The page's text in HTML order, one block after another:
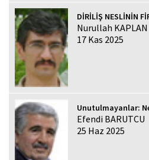
DİRİLİŞ NESLİNİN
Nurullah KAPLAN
17 Kas 2025
Unutulmayanlar:
Efendi BARUTCU
25 Haz 2025